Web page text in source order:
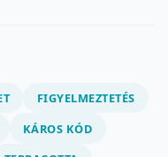
FIGYELMEZTETÉS
KÁROS KÓD